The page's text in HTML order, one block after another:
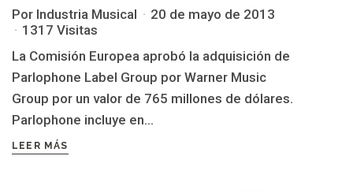
Por Industria Musical
20 de mayo de 2013
1317 Visitas
La Comisión Europea aprobó la adquisición de
Parlophone Label Group por Warner Music
Group por un valor de 765 millones de dólares.
Parlophone incluye en...
LEER MÁS